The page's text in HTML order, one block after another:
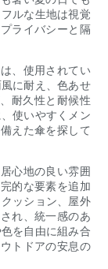
ルな生地は視覚
ライバシーと隔
、使用されてい
に耐え、色あせ
耐久性と耐候性
使いやすくメン
えた傘を探して
心地の良い雰囲
的な要素を追加
ッション、屋外
れ、統一感のあ
を自由に組み合
トドアの安息の